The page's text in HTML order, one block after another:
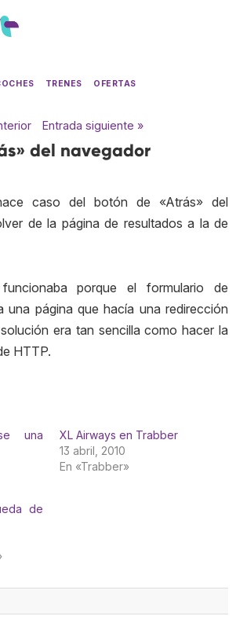
TRENES OFERTAS
Entrada siguiente »
del navegador
caso del botón de «Atrás» del
de la página de resultados a la de
porque el formulario de
una página que hacía una redirección
era tan sencilla como hacer la
HTTP.
una
XL Airways en Trabber
13 abril, 2010
En «Trabber»
de